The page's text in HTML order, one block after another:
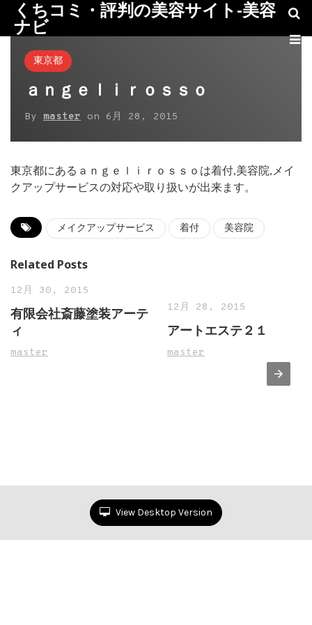
くちコミ・評判の美容サイト-美容
ナビ
東京都
ａｎｇｅｌｉｒｏｓｓｏ
By master on 6月 28, 2015
東京都にあるａｎｇｅｌｉｒｏｓｓｏは着付,美容院,メイ
クアップサービスの対応や取り扱いが出来ます。
メイクアップサービス 着付 美容院
Related Posts
12月 30, 2015
有限会社斎藤塗装アーテ
ィ
master
12月 28, 2015
アートエステ２１
master
View Desktop Version